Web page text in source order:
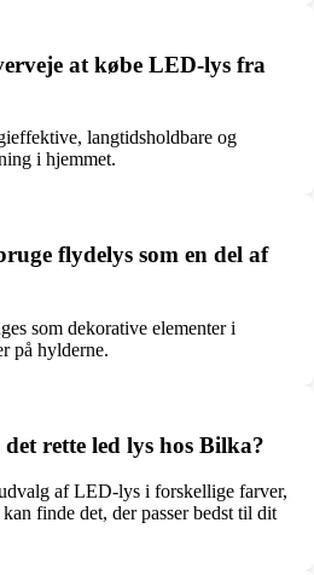
at købe LED-lys fra
langtidsholdbare og
i hjemmet.
flydelys som en del af
som dekorative elementer i
på hylderne.
rette led lys hos Bilka?
af LED-lys i forskellige farver,
finde det, der passer bedst til dit